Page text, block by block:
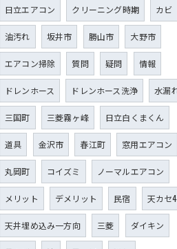
日立エアコン クリーニング時期 カビ
油汚れ 坂井市 勝山市 大野市
エアコン掃除 質問 疑問 情報
ドレンホース ドレンホース洗浄 水漏
三国町 三菱霧ヶ峰 日立白くまくん
道具 金沢市 春江町 窓用エアコン
丸岡町 コイズミ ノーマルエアコン
メリット デメリット 民宿 天カセ
天井埋め込み一方向 三菱 ダイキン